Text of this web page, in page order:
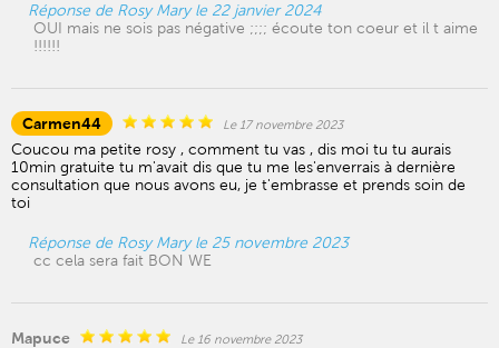
Réponse de Rosy Mary le 22 janvier 2024
OUI mais ne sois pas négative ;;;; écoute ton coeur et il t aime
!!!!!!
Carmen44 Le 17 novembre 2023
Coucou ma petite rosy , comment tu vas , dis moi tu tu aurais
10min gratuite tu m'avait dis que tu me les'enverrais à dernière
consultation que nous avons eu, je t'embrasse et prends soin de
toi
Réponse de Rosy Mary le 25 novembre 2023
cc cela sera fait BON WE
Mapuce Le 16 novembre 2023